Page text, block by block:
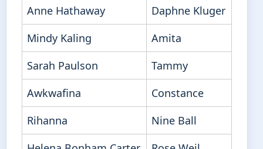
Anne Hathaway
Daphne Kluger
Mindy Kaling
Amita
Sarah Paulson
Tammy
Awkwafina
Constance
Rihanna
Nine Ball